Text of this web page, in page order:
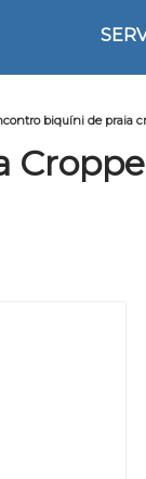
biquíni de praia